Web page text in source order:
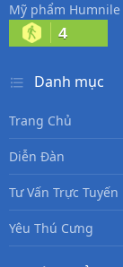
Mỹ phẩm Humnile
4
Danh mục
Trang Chủ
Diễn Đàn
Tư Vấn Trực Tuyến
Yêu Thú Cưng